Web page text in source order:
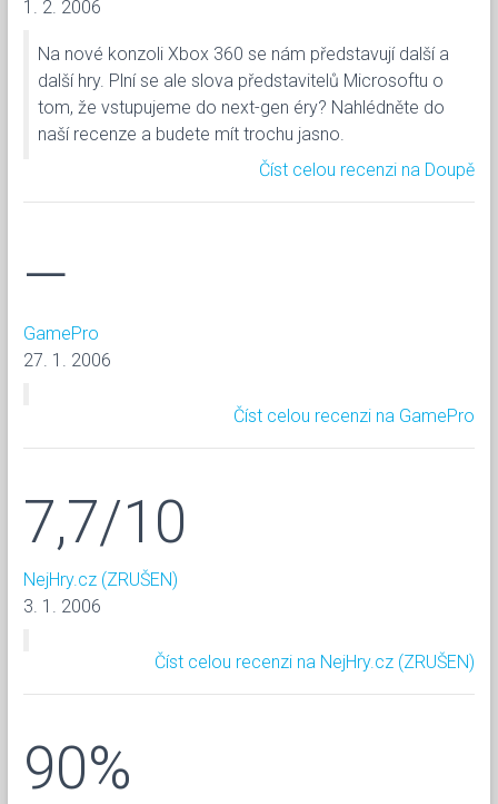
1. 2. 2006
Na nové konzoli Xbox 360 se nám představují další a
další hry. Plní se ale slova představitelů Microsoftu o
tom, že vstupujeme do next-gen éry? Nahlédněte do
naší recenze a budete mít trochu jasno.
Číst celou recenzi na Doupě
—
GamePro
27. 1. 2006
Číst celou recenzi na GamePro
7,7/10
NejHry.cz (ZRUŠEN)
3. 1. 2006
Číst celou recenzi na NejHry.cz (ZRUŠEN)
90%